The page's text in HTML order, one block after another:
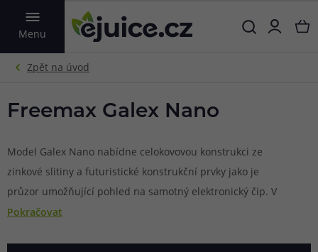
Menu
VYHLEDAT
Freemax Galex Nano
Model Galex Nano nabídne celokovovou konstrukci ze
zinkové slitiny a futuristické konstrukční prvky jako je
průzor umožňující pohled na samotný elektronický čip. V
těle e-cigarety na vás čeká integrovaná baterie se solidní
Pokračovat